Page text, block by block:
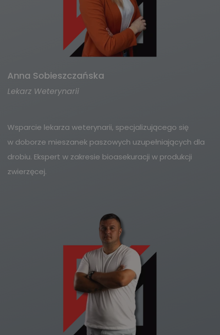
Anna Sobieszczańska
Lekarz Weterynarii
Wsparcie lekarza weterynarii, specjalizującego się
w doborze mieszanek paszowych uzupełniających dla
drobiu. Ekspert w zakresie bioasekuracji w produkcji
zwierzęcej.